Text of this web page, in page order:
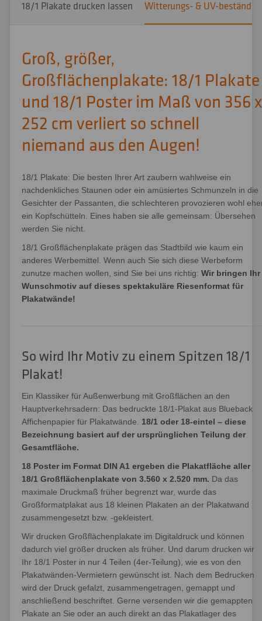
18/1 Plakate drucken lassen Witterungs- & UV-beständig
Groß, größer,
Großflächenplakate: 18/1 Plakate
und 18/1 Poster im Maß von 356 x
252 cm verliert so schnell
niemand aus den Augen!
18/1 Plakate: Die besten Ihrer Art zaubern wahlweise ein
nachdenkliches Staunen oder ein amüsiertes Schmunzeln in die
Gesichter der Passanten, die schlechteren provozieren wohl
ein Kopfschütteln. Eines haben sie alle gemeinsam: Übersehen
werden Sie nicht.
18/1 Großflächenplakate prägen das Stadtbild wie kaum ein
anderes Werbemittel. Wenn auch Sie sich diese Werbeform
zunutze machen wollen, sind Sie bei uns richtig: Wir bringen Ihr
Wunschmotiv auf dieses spektakuläre Riesenformat für
Plakatwände!
So wird Ihr Motiv zu einem Spitzen 18/1
Plakat!
Ein Klassiker für Außenwerbung mit Großflächen an den
Hauptverkehrsadern: Das bedruckte 18/1-Plakat aus Blueback
Affichenpapier für Plakatwände. 18/1 oder 18-eintel – diese
Bezeichnung basiert auf der ursprünglichen Teilung der
Gesamtfläche.
18 Poster im Format DIN A1 ergeben die Plakatfläche aller
18/1 Großflächenplakate von 3.560 x 2.520 mm. Da das
maximale Druckmaß früher begrenzt war, wurde das
Großformatplakat aus 18 kleinen Plakaten an der Plakatwand
zusammengesetzt bzw. -gekleistert.
Wir drucken Großflächenplakate im Digitaldruck und können
dadurch viel größer drucken als früher. Und darum drucken wir
Ihr 18/1 Poster in nur 4 Teilen (4er-Teilung), wie es von den
Plakatwänden-Vermietern gewünscht ist. Nach dem Bedrucken
wird der Druck gefalzt, zusammengetragen, gemappt und
anschließend beschriftet. Gerne versenden wir die gemappten
Plakate an Sie oder an auch direkt an das Plakatlager des